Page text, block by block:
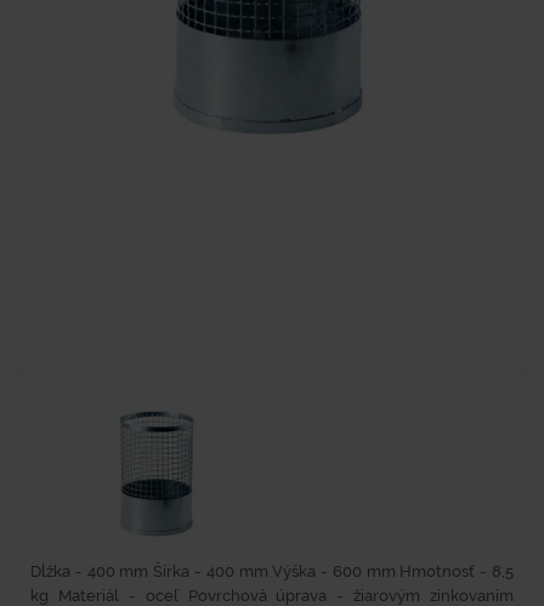
Dĺžka - 400 mm Šírka - 400 mm Výška - 600 mm Hmotnosť - 8,5
kg Materiál - oceľ Povrchová úprava - žiarovým zinkovaním